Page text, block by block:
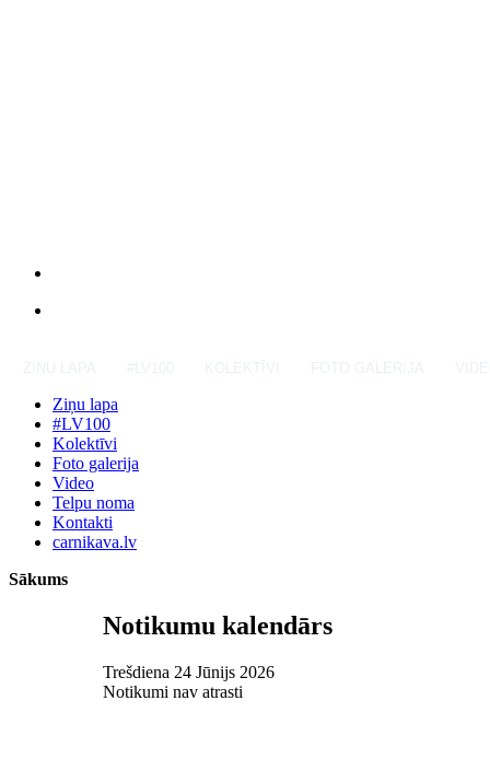
Ziņu lapa
#LV100
Kolektīvi
Foto galerija
Video
Telpu noma
Kontakti
carnikava.lv
Sākums
Notikumu kalendārs
Trešdiena 24 Jūnijs 2026
Notikumi nav atrasti